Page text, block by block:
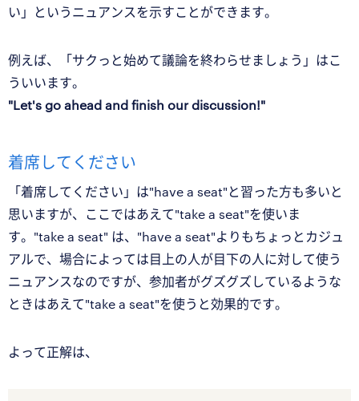
い」というニュアンスを示すことができます。
例えば、「サクっと始めて議論を終わらせましょう」はこ
ういいます。
"Let's go ahead and finish our discussion!"
着席してください
「着席してください」は"have a seat"と習った方も多いと
思いますが、ここではあえて"take a seat"を使いま
す。"take a seat" は、"have a seat"よりもちょっとカジュ
アルで、場合によっては目上の人が目下の人に対して使う
ニュアンスなのですが、参加者がグズグズしているような
ときはあえて"take a seat"を使うと効果的です。
よって正解は、